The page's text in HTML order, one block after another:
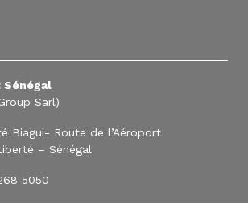
Sénégal
Sarl)
Biagui- Route de l’Aéroport
– Sénégal
5050